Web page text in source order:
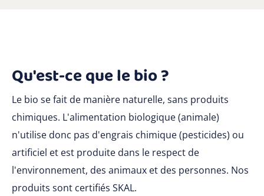
Qu'est-ce que le bio ?
Le bio se fait de manière naturelle, sans produits
chimiques. L'alimentation biologique (animale)
n'utilise donc pas d'engrais chimique (pesticides) ou
artificiel et est produite dans le respect de
l'environnement, des animaux et des personnes. Nos
produits sont certifiés SKAL.